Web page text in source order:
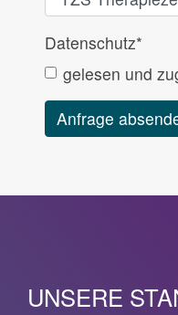
Datenschutz*
gelesen und
UNSERE